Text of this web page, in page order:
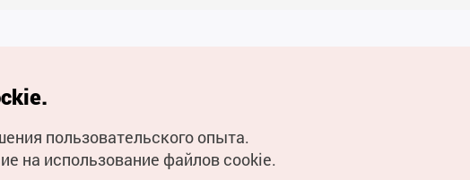
Горячая линия для туристов 1330
Электронные книги
пользовательского опыта.
на использование файлов cookie.